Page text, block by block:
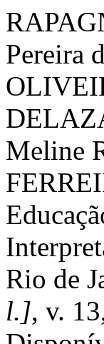
Pereira
Meline
Rio de
l.], v.